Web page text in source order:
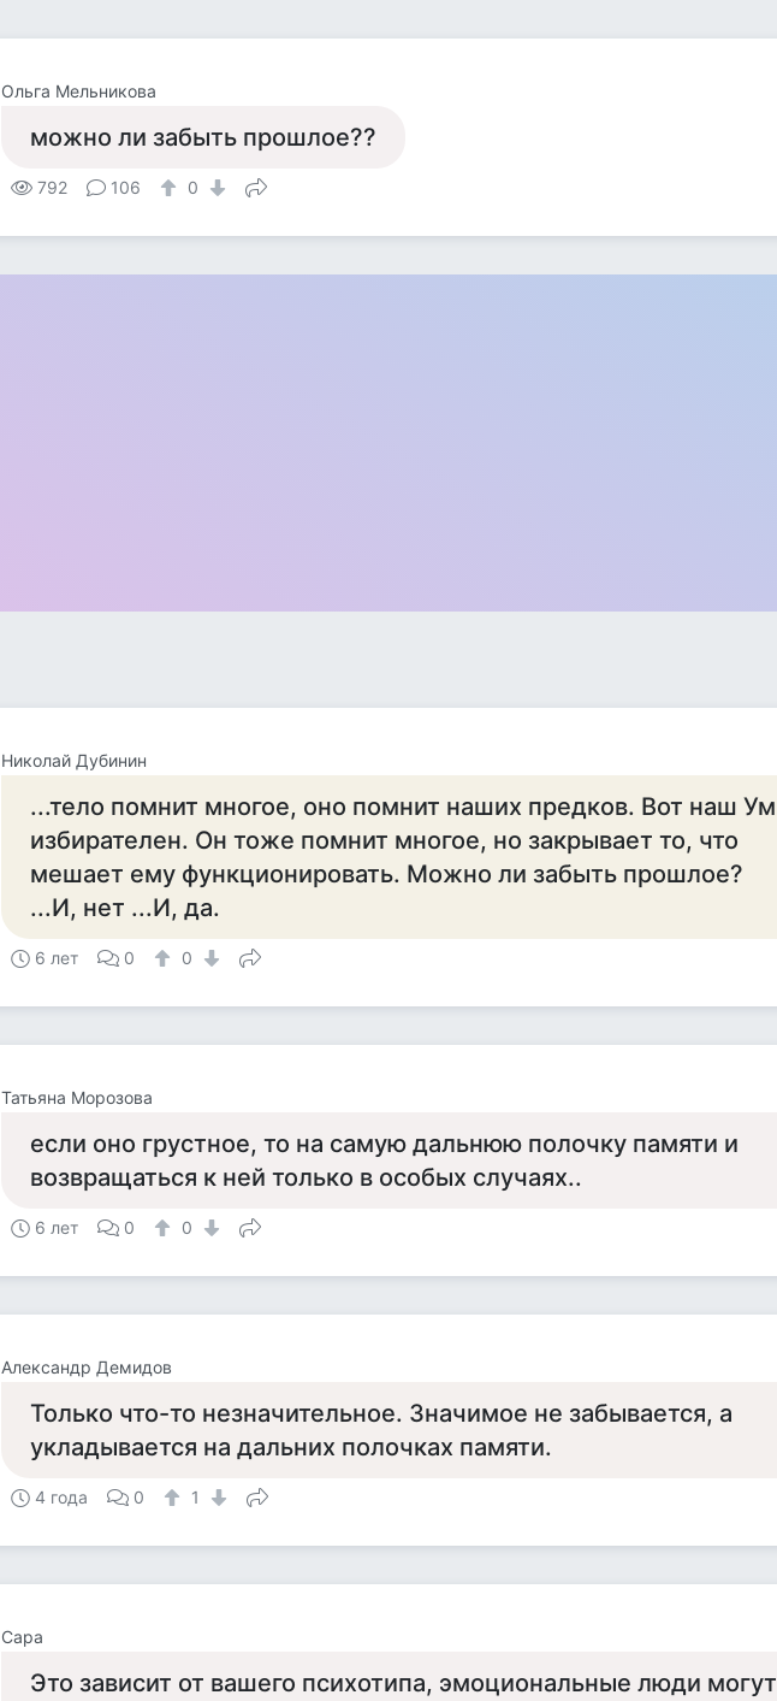
Ольга Мельникова
можно ли забыть прошлое??
792 106 0
Николай Дубинин
...тело помнит многое, оно помнит наших предков. Вот наш Ум
избирателен. Он тоже помнит многое, но закрывает то, что
мешает ему функционировать. Можно ли забыть прошлое?
...И, нет ...И, да.
6 лет 0 0
Татьяна Морозова
если оно грустное, то на самую дальнюю полочку памяти и
возвращаться к ней только в особых случаях..
6 лет 0 0
Александр Демидов
Только что-то незначительное. Значимое не забывается, а
укладывается на дальних полочках памяти.
4 года 0 1
Сара
Это зависит от вашего психотипа, эмоциональные люди могут